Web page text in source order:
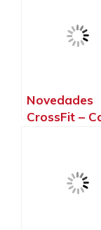
Novedades
CrossFit –